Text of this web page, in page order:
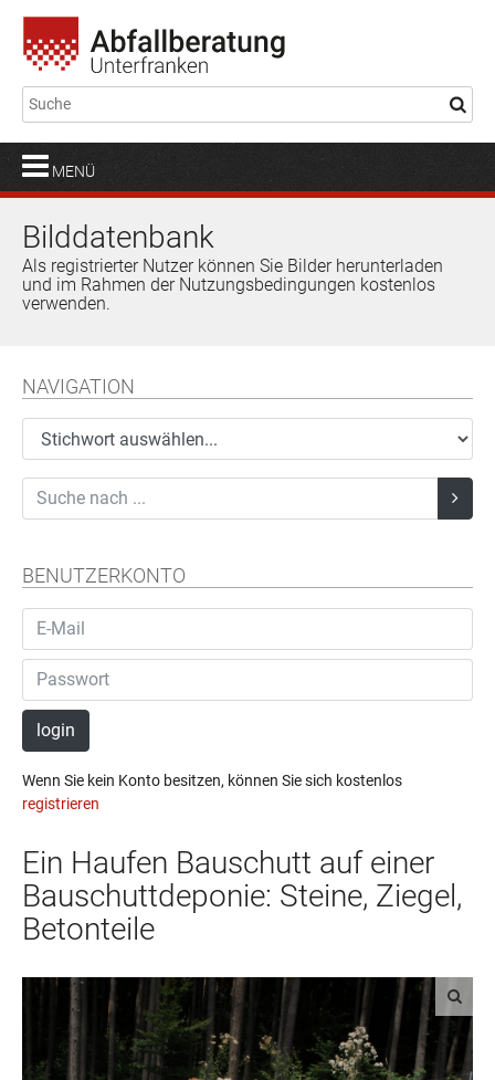
MENÜ
Bilddatenbank
Als registrierter Nutzer können Sie Bilder herunterladen
und im Rahmen der Nutzungsbedingungen kostenlos
verwenden.
NAVIGATION
BENUTZERKONTO
login
Wenn Sie kein Konto besitzen, können Sie sich kostenlos
registrieren
Ein Haufen Bauschutt auf einer
Bauschuttdeponie: Steine, Ziegel,
Betonteile